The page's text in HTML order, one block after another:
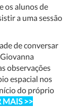
os alunos de
a uma sessão
de conversar
observações
espacial nos
do próprio
MAIS >>